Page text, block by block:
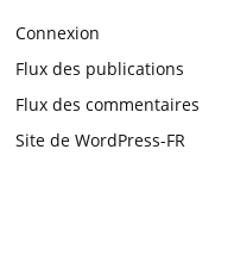
Connexion
Flux des publications
Flux des commentaires
Site de WordPress-FR